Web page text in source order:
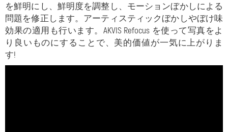
を鮮明にし、鮮明度を調整し、モーションぼかしによる
問題を修正します。アーティスティックぼかしやぼけ味
効果の適用も行います。AKVIS Refocus を使って写真をよ
り良いものにすることで、美的価値が一気に上がりま
す!